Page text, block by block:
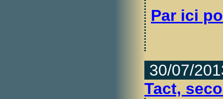
Par ici
30/07/
Tact,